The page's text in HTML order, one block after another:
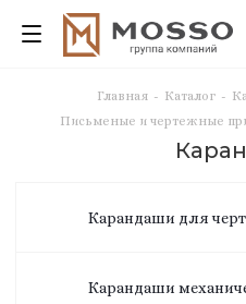
Главная - Каталог -
Письменые и чертежные
Карандаши для
Карандаши